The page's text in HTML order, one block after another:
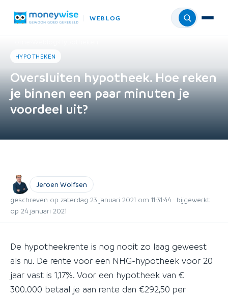
WEBLOG Menu
HYPOTHEKEN
Oversluiten hypotheek. Hoe reken
je binnen een paar minuten je
voordeel uit?
Jeroen Wolfsen
geschreven op zaterdag 23 januari 2021 om 11:31:44 · bijgewerkt
op 24 januari 2021
De hypotheekrente is nog nooit zo laag geweest
als nu. De rente voor een NHG-hypotheek voor 20
jaar vast is 1,17%. Voor een hypotheek van €
300.000 betaal je aan rente dan €292,50 per